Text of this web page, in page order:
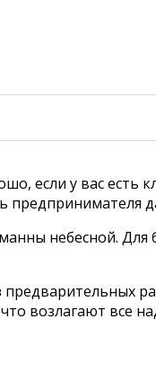
если у вас есть
небесной.
возлагают все